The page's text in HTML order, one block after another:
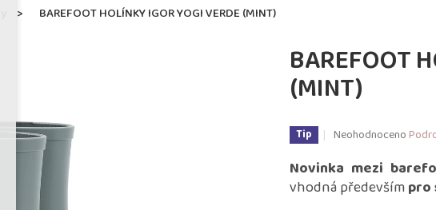
BAREFOOT HOLÍNKY IGOR YOGI VERDE (MINT)
BAREFOOT
(MINT)
Tip
Průměrné
produktu
je
0,0
Neohodnoceno
Novinka mezi
vhodná předevšímpro